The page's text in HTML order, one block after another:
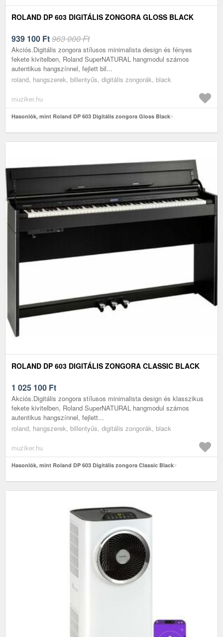
ROLAND DP 603 DIGITÁLIS ZONGORA GLOSS BLACK
939 100 Ft963 000 Ft
Akciós.Digitális zongora stílusos minimalista design és fényes
fekete kivitelben, Roland SuperNATURAL hangmodul számos
autentikus hangszínnel, fejlett bil...
roland, hangszerek, billentyűs, digitális zongorák, black
muziker.hu
Hasonlók, mint Roland DP 603 Digitális zongora Gloss Black
ROLAND DP 603 DIGITÁLIS ZONGORA CLASSIC BLACK
1 025 100 Ft
Akciós.Digitális zongora stílusos minimalista design és klasszikus
fekete kivitelben, Roland SuperNATURAL hangmodul számos
autentikus hangszínnel, fejlett...
roland, hangszerek, billentyűs, digitális zongorák, black
muziker.hu
Hasonlók, mint Roland DP 603 Digitális zongora Classic Black